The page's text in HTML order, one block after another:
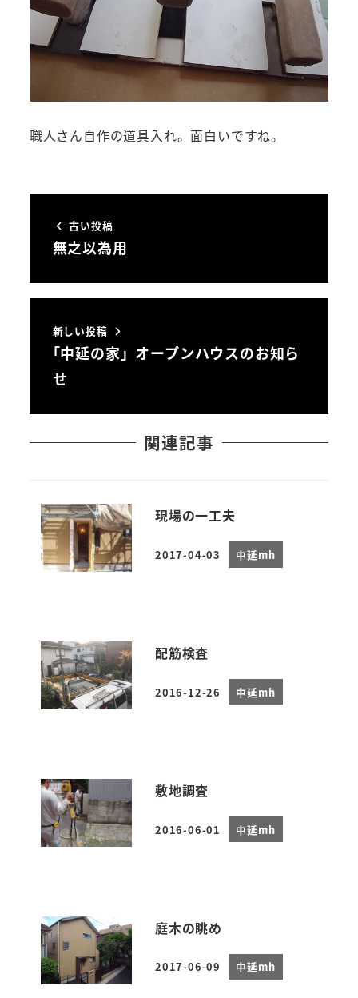
職人さん自作の道具入れ。面白いですね。
古い投稿
無之以為用
新しい投稿
｢中延の家」オープンハウスのお知ら
せ
関連記事
現場の一工夫
投稿日
2017-04-03 中延mh
配筋検査
投稿日
2016-12-26 中延mh
敷地調査
投稿日
2016-06-01 中延mh
庭木の眺め
投稿日
2017-06-09 中延mh